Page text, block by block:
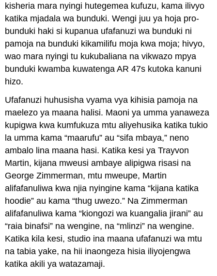
kisheria mara nyingi hutegemea kufuzu, kama ilivyo
katika mjadala wa bunduki. Wengi juu ya hoja pro-
bunduki haki si kupanua ufafanuzi wa bunduki ni
pamoja na bunduki kikamilifu moja kwa moja; hivyo,
wao mara nyingi tu kukubaliana na vikwazo mpya
bunduki kwamba kuwatenga AR 47s kutoka kanuni
hizo.
Ufafanuzi huhusisha vyama vya kihisia pamoja na
maelezo ya maana halisi. Maoni ya umma yanaweza
kupigwa kwa kumfukuza mtu aliyehusika katika tukio
la umma kama “maarufu” au “sifa mbaya,” neno
ambalo lina maana hasi. Katika kesi ya Trayvon
Martin, kijana mweusi ambaye alipigwa risasi na
George Zimmerman, mtu mweupe, Martin
alifafanuliwa kwa njia nyingine kama “kijana katika
hoodie” au kama “thug uwezo.” Na Zimmerman
alifafanuliwa kama “kiongozi wa kuangalia jirani” au
“raia binafsi” na wengine, na “mlinzi” na wengine.
Katika kila kesi, studio ina maana ufafanuzi wa mtu
na tabia yake, na hii inaongeza hisia iliyojengwa
katika akili ya watazamaji.